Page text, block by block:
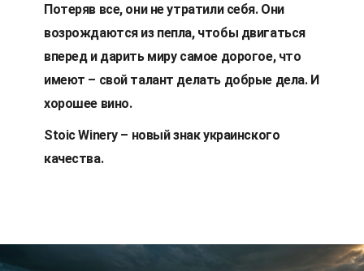
Потеряв все, они не утратили себя. Они
возрождаются из пепла, чтобы двигаться
вперед и дарить миру самое дорогое, что
имеют – свой талант делать добрые дела. И
хорошее вино.
Stoic Winery – новый знак украинского
качества.